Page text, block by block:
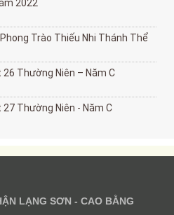
2022
Trào Thiếu Nhi Thánh Thể
26 Thường Niên – Năm C
27 Thường Niên - Năm C
LẠNG SƠN - CAO BẰNG